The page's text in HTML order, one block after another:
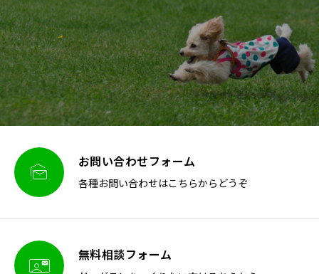
 お問い合わせフォーム
各種お問い合わせはこちらからどうぞ
 無料相談フォーム